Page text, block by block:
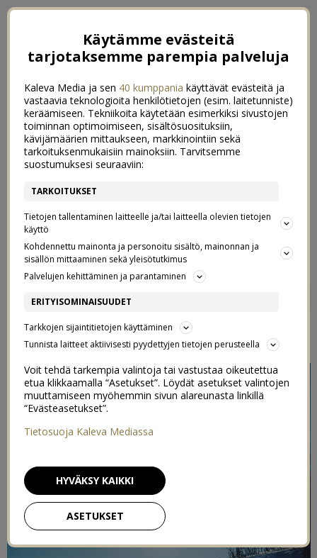
TAHKOLLA
+ ARKIKUVA 10/54
18/03/2019
Käytämme evästeitä
tarjotaksemme parempia palveluja
Kaleva Media ja sen 40 kumppania käyttävät evästeitä ja
vastaavia teknologioita henkilötietojen (esim. laitetunniste)
keräämiseen. Tekniikoita käytetään esimerkiksi sivustojen
toiminnan optimoimiseen, sisältösuosituksiin,
kävijämäärien mittaukseen, markkinointiin sekä
tarkoituksenmukaisiin mainoksiin. Tarvitsemme
suostumuksesi seuraaviin:
TARKOITUKSET
Tietojen tallentaminen laitteelle ja/tai laitteella olevien tietojen
käyttö
Kohdennettu mainonta ja personoitu sisältö, mainonnan ja
sisällön mittaaminen sekä yleisötutkimus
Palvelujen kehittäminen ja parantaminen
ERITYISOMINAISUUDET
Tarkkojen sijaintitietojen käyttäminen
Tunnista laitteet aktiivisesti pyydettyjen tietojen perusteella
Voit tehdä tarkempia valintoja tai vastustaa oikeutettua
etua klikkaamalla “Asetukset”. Löydät asetukset valintojen
muuttamiseen myöhemmin sivun alareunasta linkillä
“Evästeasetukset”.
Tietosuoja Kaleva Mediassa
ASETUKSET
HYVÄKSY KAIKKI